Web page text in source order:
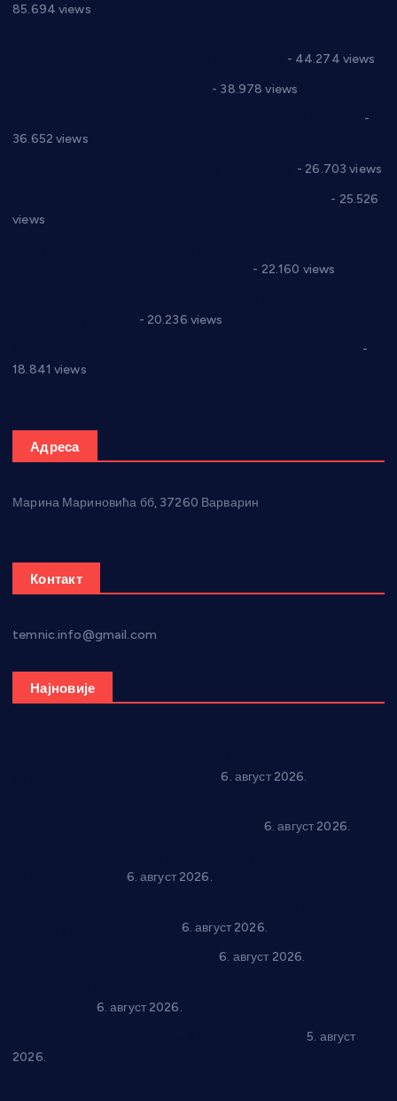
85.694 views
- 44.274 views
- 38.978 views
-
36.652 views
- 26.703 views
- 25.526
views
- 22.160 views
- 20.236 views
-
18.841 views
Адреса
Марина Мариновића бб, 37260 Варварин
Контакт
temnic.info@gmail.com
Најновије
6. август 2026.
6. август 2026.
6. август 2026.
6. август 2026.
6. август 2026.
6. август 2026.
5. август
2026.